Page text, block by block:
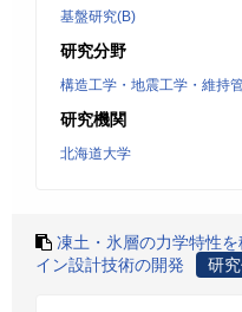
基盤研究(B)
研究分野
構造工学・地震工学・維持
研究機関
北海道大学
凍土・氷層の力学特性
イン設計技術の開発
研